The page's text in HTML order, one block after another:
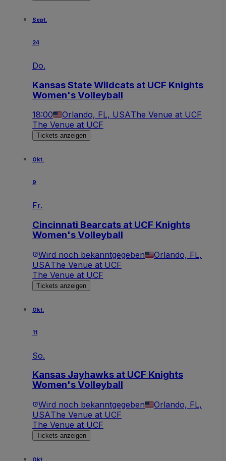
Sept.
24
Do.
Kansas State Wildcats at UCF Knights
Women's Volleyball
18:00 Orlando, FL, USAThe Venue at UCF
The Venue at UCF
Tickets anzeigen
Okt.
9
Fr.
Cincinnati Bearcats at UCF Knights
Women's Volleyball
Wird noch bekanntgegeben
Orlando, FL,
USAThe Venue at UCF
The Venue at UCF
Tickets anzeigen
Okt.
11
So.
Kansas Jayhawks at UCF Knights
Women's Volleyball
Wird noch bekanntgegeben
Orlando, FL,
USAThe Venue at UCF
The Venue at UCF
Tickets anzeigen